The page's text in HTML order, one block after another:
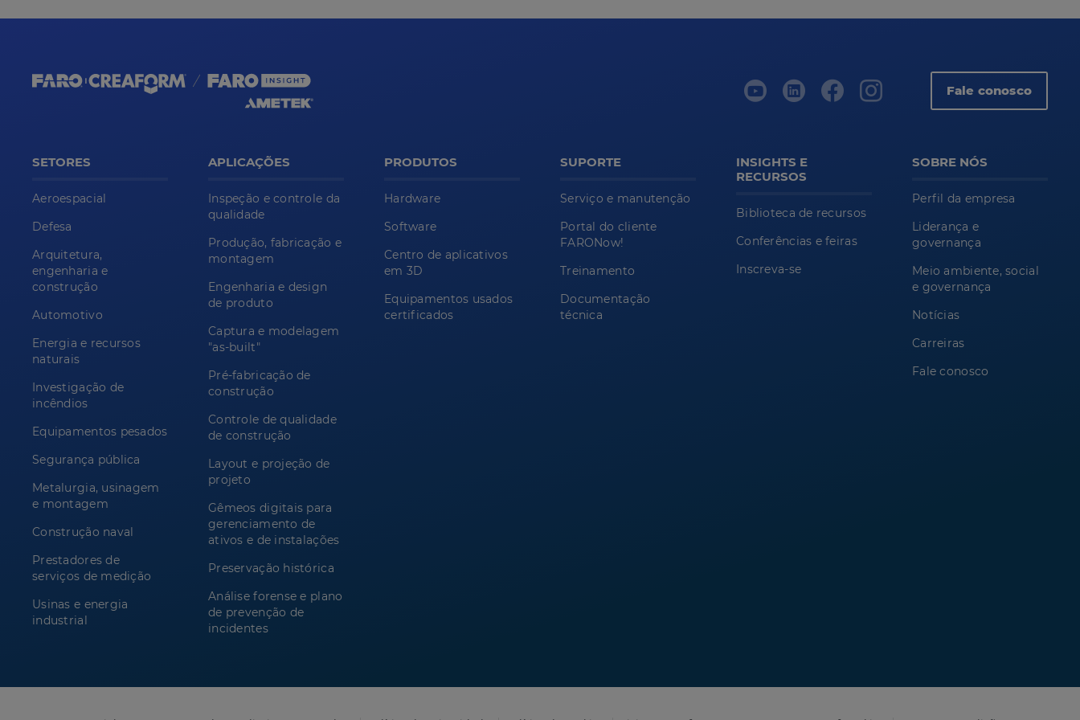
Fale conosco
SETORES
Aeroespacial
Defesa
Arquitetura,
engenharia e
construção
Automotivo
Energia e recursos
naturais
Investigação de
incêndios
Equipamentos pesados
Segurança pública
Metalurgia, usinagem
e montagem
Construção naval
Prestadores de
serviços de medição
Usinas e energia
industrial
APLICAÇÕES
Inspeção e controle da
qualidade
Produção, fabricação e
montagem
Engenharia e design
de produto
Captura e modelagem
"as-built"
Pré-fabricação de
construção
Controle de qualidade
de construção
Layout e projeção de
projeto
Gêmeos digitais para
gerenciamento de
ativos e de instalações
Preservação histórica
Análise forense e plano
de prevenção de
incidentes
PRODUTOS
Hardware
Software
Centro de aplicativos
em 3D
Equipamentos usados
certificados
SUPORTE
Serviço e manutenção
Portal do cliente
FARONow!
Treinamento
Documentação
técnica
INSIGHTS E
RECURSOS
Biblioteca de recursos
Conferências e feiras
Inscreva-se
SOBRE NÓS
Perfil da empresa
Liderança e
governança
Meio ambiente, social
e governança
Notícias
Carreiras
Fale conosco